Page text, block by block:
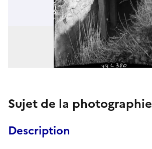
Sujet de la photographie
Description